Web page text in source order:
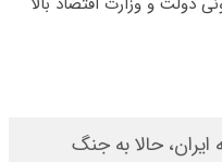
قیمت نفت امروز جمعه ۱۶ مرداد ۱۴۰۵حالا به جنگ